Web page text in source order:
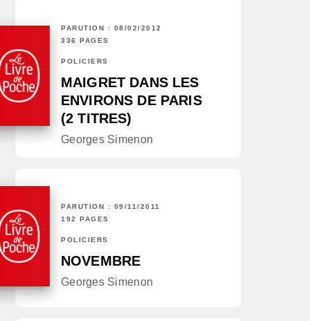
PARUTION : 08/02/2012
336 PAGES
POLICIERS
MAIGRET DANS LES
ENVIRONS DE PARIS
(2 TITRES)
Georges Simenon
PARUTION : 09/11/2011
192 PAGES
POLICIERS
NOVEMBRE
Georges Simenon